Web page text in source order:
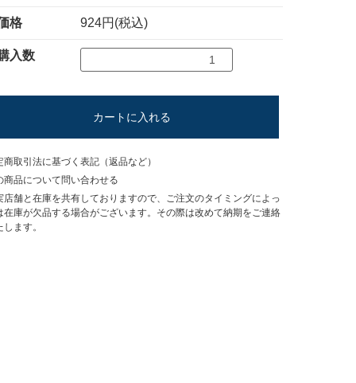
格 924円(税込)
入数
カートに入れる
商取引法に基づく表記（返品など）
商品について問い合わせる
舗と在庫を共有しておりますので、ご注文のタイミングによっ
在庫が欠品する場合がございます。その際は改めて納期をご連絡
します。